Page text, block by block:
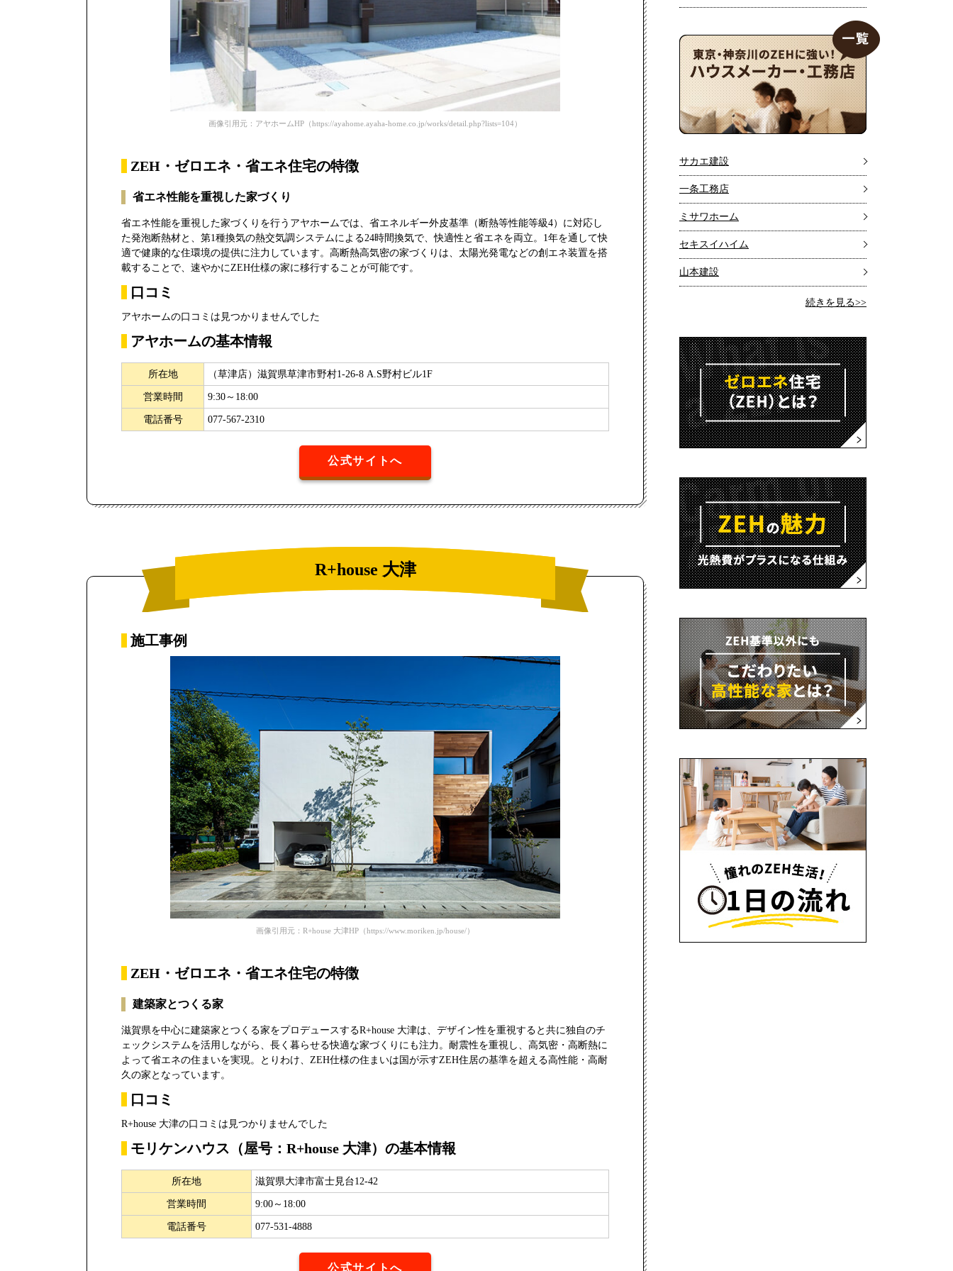
画像引用元：アヤホームHP（https://ayahome.ayaha-home.co.jp/works/detail.php?lists=104）
ZEH・ゼロエネ・省エネ住宅の特徴
省エネ性能を重視した家づくり
省エネ性能を重視した家づくりを行うアヤホームでは、省エネルギー外皮基準（断熱等性能等級4）に対応し
た発泡断熱材と、第1種換気の熱交気調システムによる24時間換気で、快適性と省エネを両立。1年を通して快
適で健康的な住環境の提供に注力しています。高断熱高気密の家づくりは、太陽光発電などの創エネ装置を搭
載することで、速やかにZEH仕様の家に移行することが可能です。
口コミ
アヤホームの口コミは見つかりませんでした
アヤホームの基本情報
所在地 （草津店）滋賀県草津市野村1-26-8 A.S野村ビル1F
営業時間 9:30～18:00
電話番号 077-567-2310
公式サイトへ
R+house 大津
施工事例
画像引用元：R+house 大津HP（https://www.moriken.jp/house/）
ZEH・ゼロエネ・省エネ住宅の特徴
建築家とつくる家
滋賀県を中心に建築家とつくる家をプロデュースするR+house 大津は、デザイン性を重視すると共に独自のチ
ェックシステムを活用しながら、長く暮らせる快適な家づくりにも注力。耐震性を重視し、高気密・高断熱に
よって省エネの住まいを実現。とりわけ、ZEH仕様の住まいは国が示すZEH住居の基準を超える高性能・高耐
久の家となっています。
口コミ
R+house 大津の口コミは見つかりませんでした
モリケンハウス（屋号：R+house 大津）の基本情報
所在地 滋賀県大津市富士見台12-42
営業時間 9:00～18:00
電話番号 077-531-4888
公式サイトへ
サカエ建設
一条工務店
ミサワホーム
セキスイハイム
山本建設
続きを見る>>